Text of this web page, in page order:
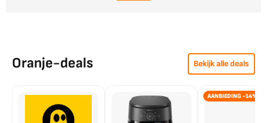
Oranje-deals Bekijk alle deals
AANBIEDING -14%